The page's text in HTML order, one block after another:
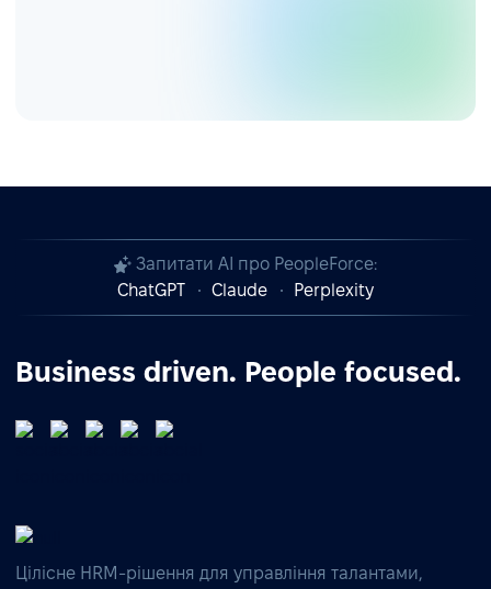
Запитати AI про PeopleForce:
ChatGPT
Claude Perplexity
Business driven. People focused.
Цілісне HRM-рішення для управління талантами,